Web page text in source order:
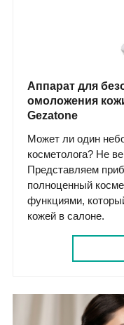
Аппарат для
омоложения
Gezatone
Может ли один
косметолога? Не
Представляем
полноценный
функциями,
кожей в салоне.